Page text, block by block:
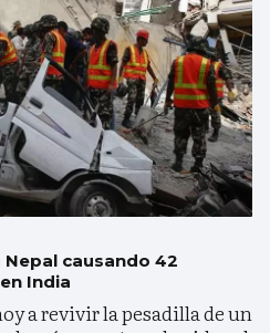
causando 42
India
a revivir la pesadilla de un